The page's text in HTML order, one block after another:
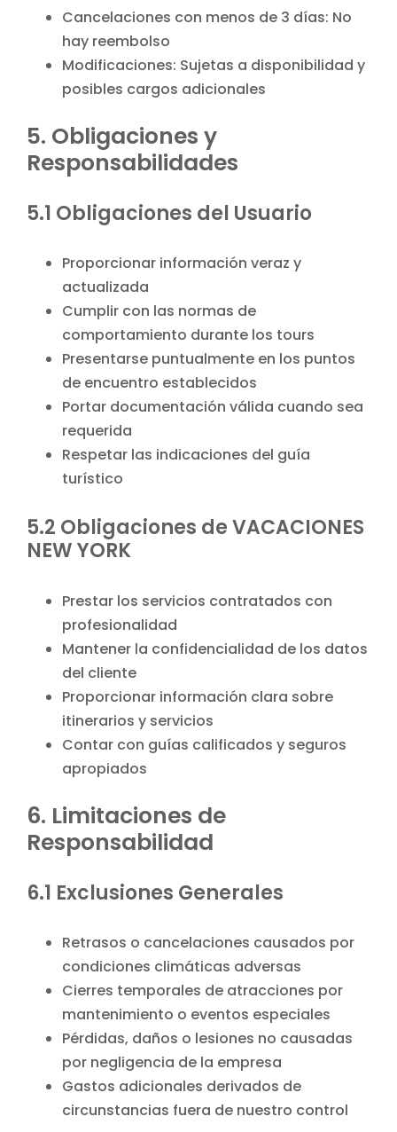
Cancelaciones con menos de 3 días: No
hay reembolso
Modificaciones: Sujetas a disponibilidad y
posibles cargos adicionales
5. Obligaciones y
Responsabilidades
5.1 Obligaciones del Usuario
Proporcionar información veraz y
actualizada
Cumplir con las normas de
comportamiento durante los tours
Presentarse puntualmente en los puntos
de encuentro establecidos
Portar documentación válida cuando sea
requerida
Respetar las indicaciones del guía
turístico
5.2 Obligaciones de VACACIONES
NEW YORK
Prestar los servicios contratados con
profesionalidad
Mantener la confidencialidad de los datos
del cliente
Proporcionar información clara sobre
itinerarios y servicios
Contar con guías calificados y seguros
apropiados
6. Limitaciones de
Responsabilidad
6.1 Exclusiones Generales
Retrasos o cancelaciones causados por
condiciones climáticas adversas
Cierres temporales de atracciones por
mantenimiento o eventos especiales
Pérdidas, daños o lesiones no causadas
por negligencia de la empresa
Gastos adicionales derivados de
circunstancias fuera de nuestro control